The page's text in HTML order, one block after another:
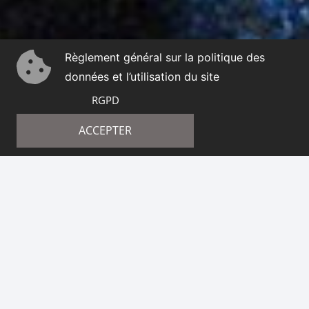
Règlement général sur la politique des
données et l’utilisation du site
RGPD
ACCEPTER